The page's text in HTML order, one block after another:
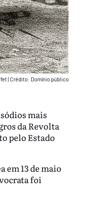
|Crédito: Domínio público
mais
da Revolta
pelo Estado
em 13 de maio
foi